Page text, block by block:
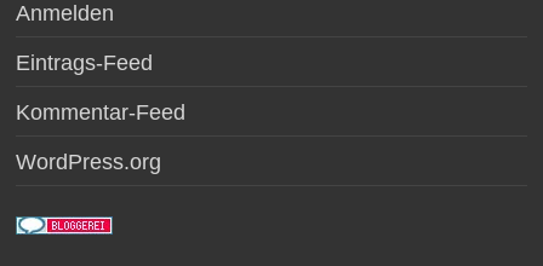
Anmelden
Eintrags-Feed
Kommentar-Feed
WordPress.org